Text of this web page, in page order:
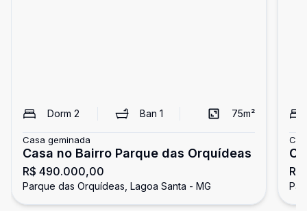
Dorm 2 Ban 1 75m²
Casa geminada
Casa no Bairro Parque das Orquídeas
R$ 490.000,00
Parque das Orquídeas, Lagoa Santa - MG